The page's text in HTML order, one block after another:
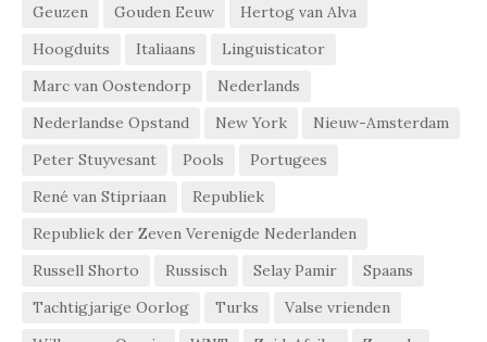
Geuzen
Gouden Eeuw
Hertog van Alva
Hoogduits
Italiaans
Linguisticator
Marc van Oostendorp
Nederlands
Nederlandse Opstand
New York
Nieuw-Amsterdam
Peter Stuyvesant
Pools
Portugees
René van Stipriaan
Republiek
Republiek der Zeven Verenigde Nederlanden
Russell Shorto
Russisch Selay Pamir
Spaans
Tachtigjarige Oorlog
Turks
Valse vrienden